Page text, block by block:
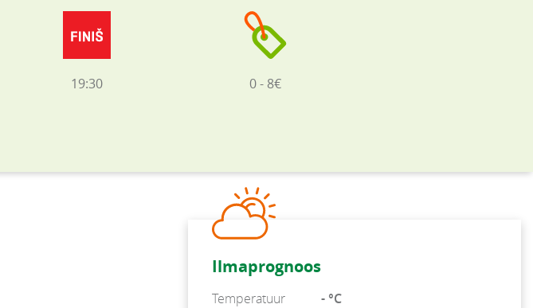
19:30 0 - 8€
Ilmaprognoos
Temperatuur
- °C